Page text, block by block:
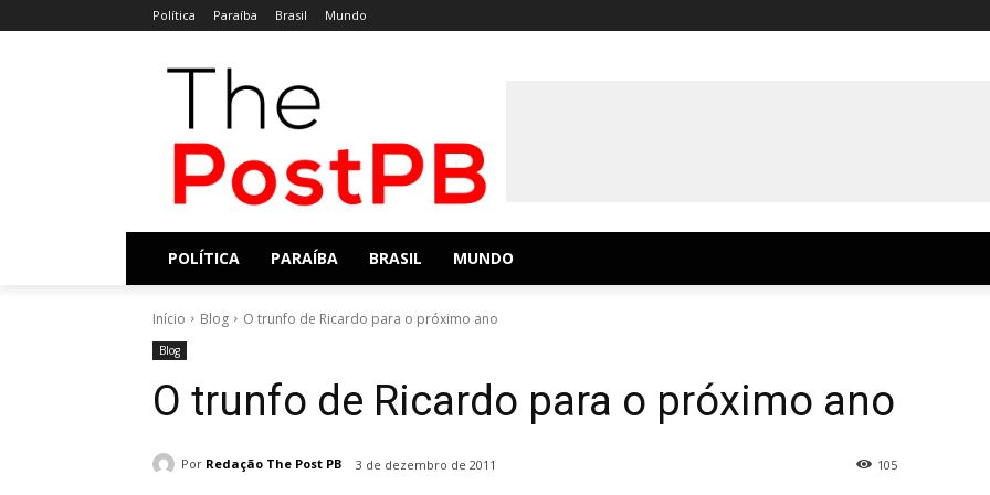
Política Paraíba Brasil Mundo
POLÍTICA PARAÍBA BRASIL MUNDO
Início Blog O trunfo de Ricardo para o próximo ano
Blog
O trunfo de Ricardo para o próximo ano
Por Redação The Post PB 3 de dezembro de 2011 105